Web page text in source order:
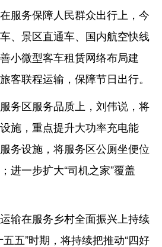
服务保障人民群众出行上，今
、景区直通车、国内航空快线
小微型客车租赁网络布局建
客联程运输，保障节日出行。
区服务品质上，刘伟说，将
施，重点提升大功率充电能
务设施，将服务区公厕坐便位
进一步扩大“司机之家”覆盖
在服务乡村全面振兴上持续
五”时期，将持续把推动“四好